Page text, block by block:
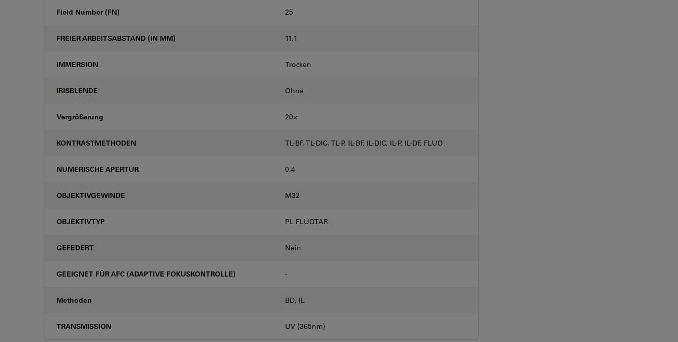
Field Number (FN) 25
FREIER ARBEITSABSTAND (IN MM) 11.1
IMMERSION Trocken
IRISBLENDE Ohne
Vergrößerung 20⨉
KONTRASTMETHODEN TL-BF, TL-DIC, TL-P, IL-BF, IL-DIC, IL-P, IL-DF, FLUO
NUMERISCHE APERTUR 0.4
OBJEKTIVGEWINDE M32
OBJEKTIVTYP PL FLUOTAR
GEFEDERT Nein
GEEIGNET FÜR AFC (ADAPTIVE FOKUSKONTROLLE) -
Methoden BD, IL
TRANSMISSION UV (365nm)